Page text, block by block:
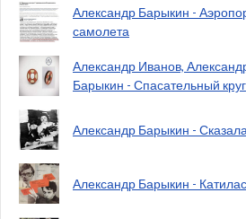
Александр Барыкин -
самолета
Александр Иванов,
Барыкин - Спасательный круг
Александр Барыкин -
Александр Барыкин -